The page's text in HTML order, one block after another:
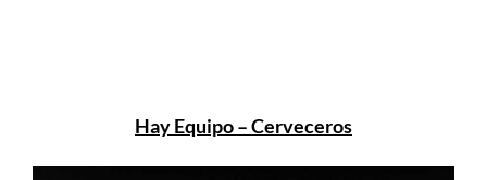
Hay Equipo – Cerveceros